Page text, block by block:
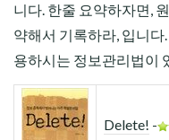
니다. 한줄 요약하자면,
약해서 기록하라, 입니
용하시는 정보관리법이
Delete! -